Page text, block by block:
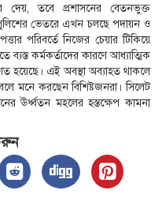
দেয়, তবে প্রশাসনের বেতনভুক্ত
ভেতরে এখন চলছে পদায়ন ও
পরিবর্তে নিজের চেয়ার টিকিয়ে
ব্যস্ত কর্মকর্তাদের কারণে আধ্যাত্মিক
হয়েছে। এই অবস্থা অব্যাহত থাকলে
মনে করছেন বিশিষ্টজনরা। সিলেট
ঊর্ধ্বতন মহলের হস্তক্ষেপ কামনা